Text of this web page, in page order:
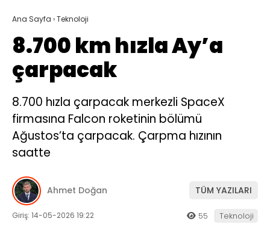
Ana Sayfa ›Teknoloji
8.700 km hızla Ay’a
çarpacak
8.700 hızla çarpacak merkezli SpaceX
firmasına Falcon roketinin bölümü
Ağustos’ta çarpacak. Çarpma hızının
saatte
Ahmet Doğan TÜM YAZILARI
Giriş: 14-05-2026 19:22 55 Teknoloji